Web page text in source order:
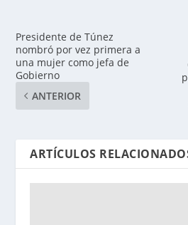
Presidente de Túnez
nombró por vez primera a
una mujer como jefa de
Gobierno
ANTERIOR
ARTÍCULOS